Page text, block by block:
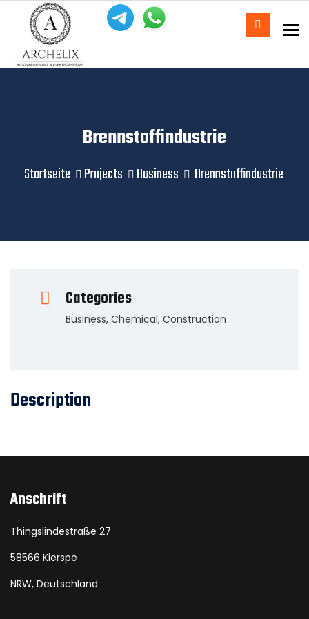
Brennstoffindustrie
Startseite Projects Business Brennstoffindustrie
Categories
Business, Chemical, Construction
Description
Anschrift
Thingslindestraße 27
58566 Kierspe
NRW, Deutschland